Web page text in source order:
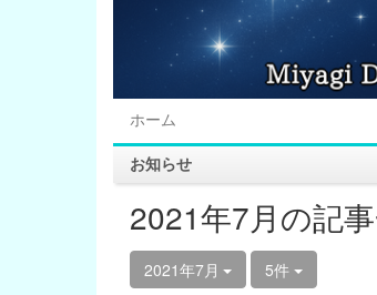
ホーム
お知らせ
2021年7月の記
2021年7月 5件